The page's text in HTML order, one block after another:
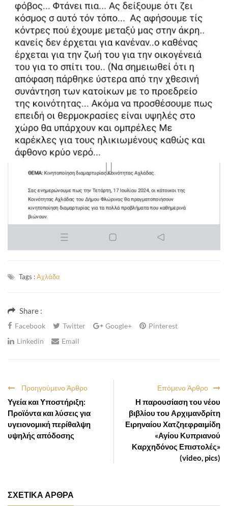
Tags :Αχλάδα
Share :
Facebook Twitter Google+
Pinterest
Linkedin
Email
Επόμενο Άρθρο
Η παρουσίαση του νέου
βιβλίου του Αρχιμανδρίτη
Ειρηναίου Χατζηεφραιμίδη
«Αγίου Κυπριανού
Καρχηδόνος Επιστολές»
(video, pics)
Προηγούμενο Άρθρο
Υγεία και Υποστήριξη:
Προϊόντα και λύσεις για
υγειονομική περίθαλψη
υψηλής απόδοσης
ΣΧΕΤΙΚΑ ΑΡΘΡΑ